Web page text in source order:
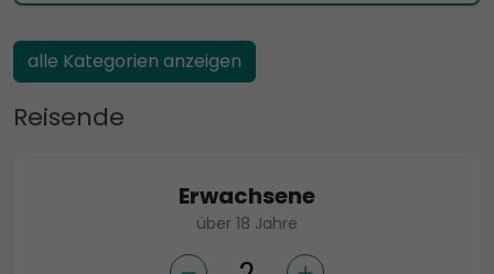
alle Kategorien anzeigen
Reisende
Erwachsene
über 18 Jahre